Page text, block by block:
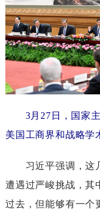
3月27日，国家主
美国工商界和战略
习近平强调，这几
遭遇过严峻挑战，其
过去，但能够有一个